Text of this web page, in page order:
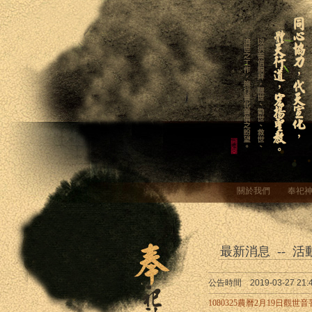
關於我們 奉祀
最新消息 -- 活
公告時間 2019-03-27
1080325農曆2月19日觀世